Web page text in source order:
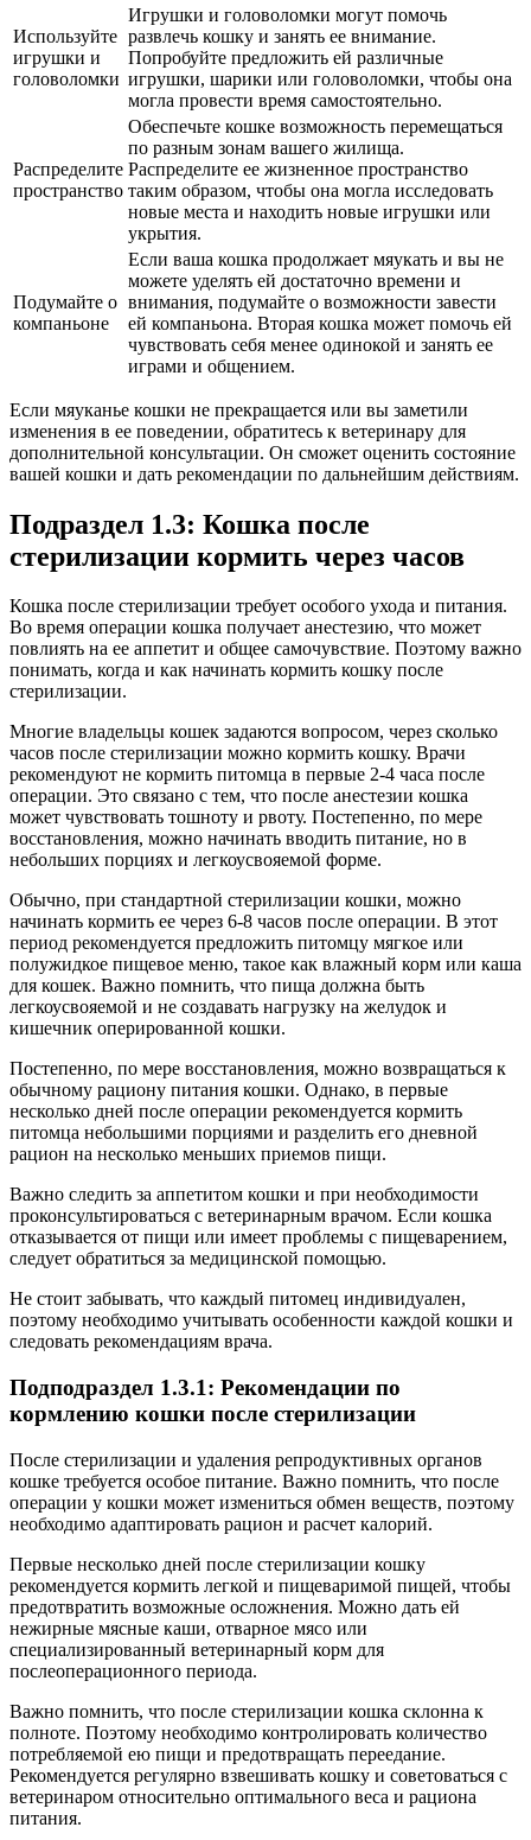
Используйте
игрушки и
головоломки
Игрушки и головоломки могут помочь
развлечь кошку и занять ее внимание.
Попробуйте предложить ей различные
игрушки, шарики или головоломки, чтобы она
могла провести время самостоятельно.
Распределите
пространство
Обеспечьте кошке возможность перемещаться
по разным зонам вашего жилища.
Распределите ее жизненное пространство
таким образом, чтобы она могла исследовать
новые места и находить новые игрушки или
укрытия.
Подумайте о
компаньоне
Если ваша кошка продолжает мяукать и вы не
можете уделять ей достаточно времени и
внимания, подумайте о возможности завести
ей компаньона. Вторая кошка может помочь ей
чувствовать себя менее одинокой и занять ее
играми и общением.
Если мяуканье кошки не прекращается или вы заметили
изменения в ее поведении, обратитесь к ветеринару для
дополнительной консультации. Он сможет оценить состояние
вашей кошки и дать рекомендации по дальнейшим действиям.
Подраздел 1.3: Кошка после
стерилизации кормить через часов
Кошка после стерилизации требует особого ухода и питания.
Во время операции кошка получает анестезию, что может
повлиять на ее аппетит и общее самочувствие. Поэтому важно
понимать, когда и как начинать кормить кошку после
стерилизации.
Многие владельцы кошек задаются вопросом, через сколько
часов после стерилизации можно кормить кошку. Врачи
рекомендуют не кормить питомца в первые 2-4 часа после
операции. Это связано с тем, что после анестезии кошка
может чувствовать тошноту и рвоту. Постепенно, по мере
восстановления, можно начинать вводить питание, но в
небольших порциях и легкоусвояемой форме.
Обычно, при стандартной стерилизации кошки, можно
начинать кормить ее через 6-8 часов после операции. В этот
период рекомендуется предложить питомцу мягкое или
полужидкое пищевое меню, такое как влажный корм или каша
для кошек. Важно помнить, что пища должна быть
легкоусвояемой и не создавать нагрузку на желудок и
кишечник оперированной кошки.
Постепенно, по мере восстановления, можно возвращаться к
обычному рациону питания кошки. Однако, в первые
несколько дней после операции рекомендуется кормить
питомца небольшими порциями и разделить его дневной
рацион на несколько меньших приемов пищи.
Важно следить за аппетитом кошки и при необходимости
проконсультироваться с ветеринарным врачом. Если кошка
отказывается от пищи или имеет проблемы с пищеварением,
следует обратиться за медицинской помощью.
Не стоит забывать, что каждый питомец индивидуален,
поэтому необходимо учитывать особенности каждой кошки и
следовать рекомендациям врача.
Подподраздел 1.3.1: Рекомендации по
кормлению кошки после стерилизации
После стерилизации и удаления репродуктивных органов
кошке требуется особое питание. Важно помнить, что после
операции у кошки может измениться обмен веществ, поэтому
необходимо адаптировать рацион и расчет калорий.
Первые несколько дней после стерилизации кошку
рекомендуется кормить легкой и пищеваримой пищей, чтобы
предотвратить возможные осложнения. Можно дать ей
нежирные мясные каши, отварное мясо или
специализированный ветеринарный корм для
послеоперационного периода.
Важно помнить, что после стерилизации кошка склонна к
полноте. Поэтому необходимо контролировать количество
потребляемой ею пищи и предотвращать переедание.
Рекомендуется регулярно взвешивать кошку и советоваться с
ветеринаром относительно оптимального веса и рациона
питания.